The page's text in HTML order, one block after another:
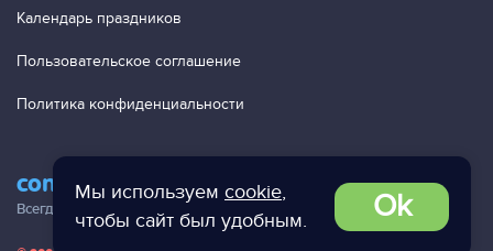
Мы используем cookie,
чтобы сайт был удобным.
Ok
contact@ac-studio.ru
Всегда отвечаем на ваши письма!
Календарь праздников
Пользовательское соглашение
Политика конфиденциальности